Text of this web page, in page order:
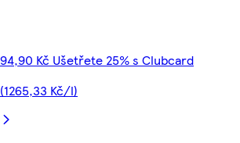
94,90 Kč Ušetřete 25% s Clubcard
(1265,33 Kč/l)